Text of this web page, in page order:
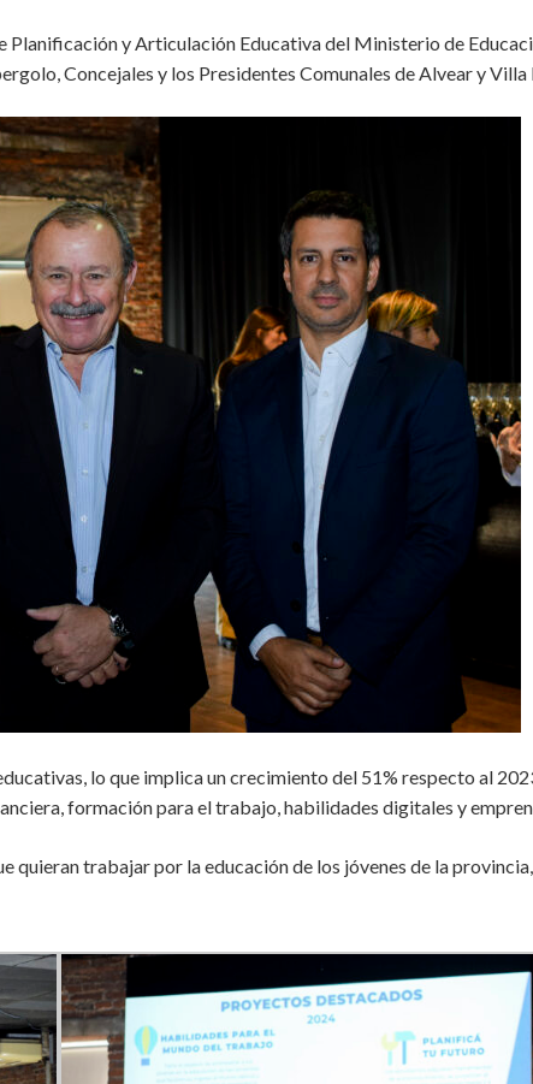
y Articulación Educativa del Ministerio de
Concejales y los Presidentes Comunales de Alvear y Villa
lo que implica un crecimiento del 51% respecto al
formación para eltrabajo, habilidades digitales y
quieran trabajar por la educación de los jóvenes de la